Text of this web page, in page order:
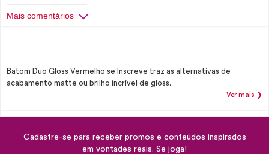
Mais comentários
Batom Duo Gloss Vermelho se Inscreve traz as alternativas de
acabamento matte ou brilho incrível de gloss.
Ver mais ❯
Cadastre-se para receber promos e conteúdos inspirados
em vontades reais. Se joga!